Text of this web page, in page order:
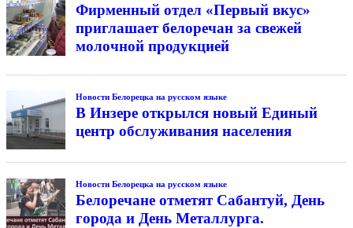
Фирменный отдел «Первый вкус»
приглашает белоречан за свежей
молочной продукцией
Новости Белорецка на русском языке
В Инзере открылся новый Единый
центр обслуживания населения
Новости Белорецка на русском языке
Белоречане отметят Сабантуй, День
города и День Металлурга.